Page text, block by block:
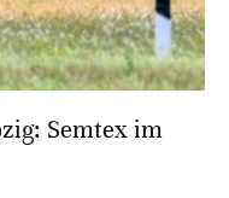
Semtex im